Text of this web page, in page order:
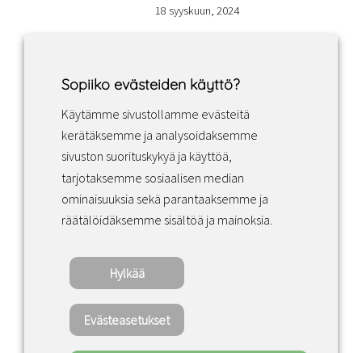
18 syyskuun, 2024
Facebook Instagram LinkedIn
Sopimusehdot
Copyright ©2022 · Valaisin Grönlund – All
Rights Reserved
Sopiiko evästeiden käyttö?
Käytämme sivustollamme evästeitä
kerätäksemme ja analysoidaksemme
sivuston suorituskykyä ja käyttöä,
tarjotaksemme sosiaalisen median
ominaisuuksia sekä parantaaksemme ja
räätälöidäksemme sisältöä ja mainoksia.
Hylkää
Evästeasetukset